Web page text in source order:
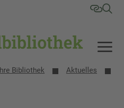
Bibliothek
Aktuelles